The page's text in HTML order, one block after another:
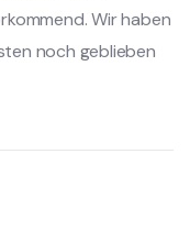
Wir haben
noch geblieben